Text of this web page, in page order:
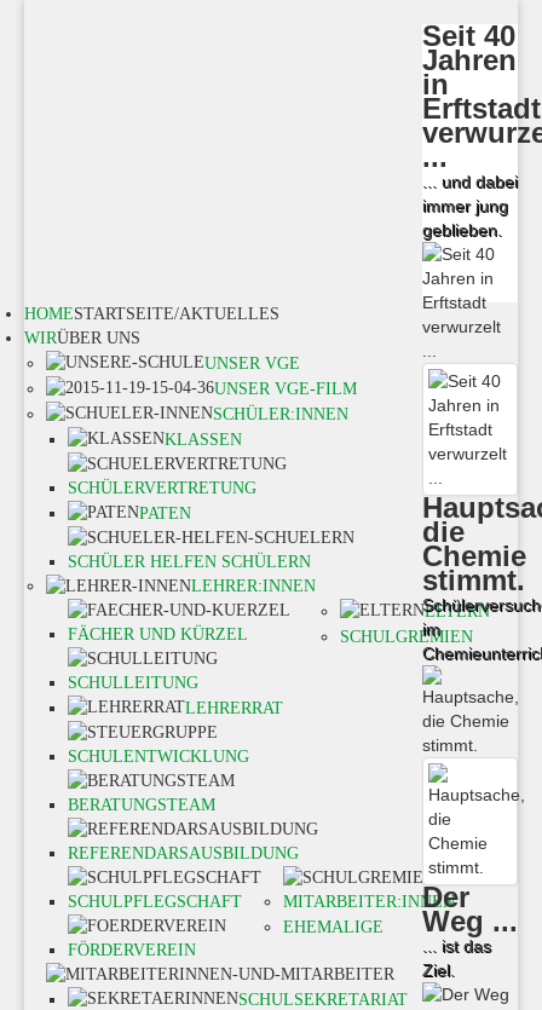
Seit 40
Jahren
in
Erftstadt
...
... und dabei
immer jung
geblieben.
die
Chemie
stimmt.
im
Der
Weg ...
... ist das
Ziel.
HOMESTARTSEITE/AKTUELLES
WIRÜBER UNS
UNSER VGE
UNSER VGE-FILM
SCHÜLER:INNEN
KLASSEN
SCHÜLERVERTRETUNG
PATEN
SCHÜLER HELFEN SCHÜLERN
LEHRER:INNEN
FÄCHER UND KÜRZEL
SCHULLEITUNG
LEHRERRAT
SCHULENTWICKLUNG
BERATUNGSTEAM
REFERENDARSAUSBILDUNG
ELTERN
SCHULPFLEGSCHAFT
FÖRDERVEREIN
SCHULGREMIEN
MITARBEITER:INNEN
SCHULSEKRETARIAT
EHEMALIGE